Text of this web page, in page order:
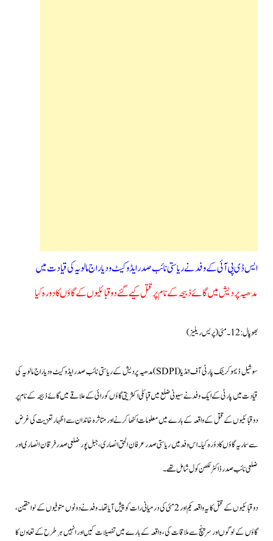
ایس ڈی پی آئی کے وفدنے ریاستی نائب صدر ایڈوکیٹ ودیاراج مالویہ کی قیادت میں
مدھیہ پردیش میں گائے ذبیحہ کے نام پر قتل کیے گئے دو قبائلیوں کے گاؤں کا دورہ کیا
بھوپال: 12۔مئی(پریس ریلیز)
سوشیل ڈیموکریٹک پارٹی آف انڈیا(SDPI)مدھیہ پردیش کے ریاستی نائب صدر ایڈوکیٹ ودیاراج مالویہ کی
قیادت میں پارٹی کے ایک وفدنے سیونی ضلع میں قبائلی اکثریتی گاؤں کورائی کے علاقے میں گائے ذبیحہ کےنام پر
دو قبائلیوں کےقتل کےواقعہ کے بارے میں معلومات اکٹھا کرنے اور متاثرہ خاندان سے اظہار تعزیت کی غرض
سے سماریہ گاؤں کا دؤرہ کیا۔اس وفد میں ریاستی صدرعرفان الحق انصاری،جبل پور ضلعی صدر فرقان انصاری اور
ضلعی نائب صدر ڈاکٹر لکھن کول شامل تھے۔
دو قبائلیوں کے قتل کا یہ واقعہ یکم اور 2مئی کی درمیانی رات کو پیش آیا تھا۔ وفدنے دونوں متوفیوں کے لواحقین،
گاؤں کے لوگوں اور سر پنچ سے ملاقات کی، واقعہ کے بارے میں تفصیلات کیں اور انہیں ہر طرح کے تعاون کا